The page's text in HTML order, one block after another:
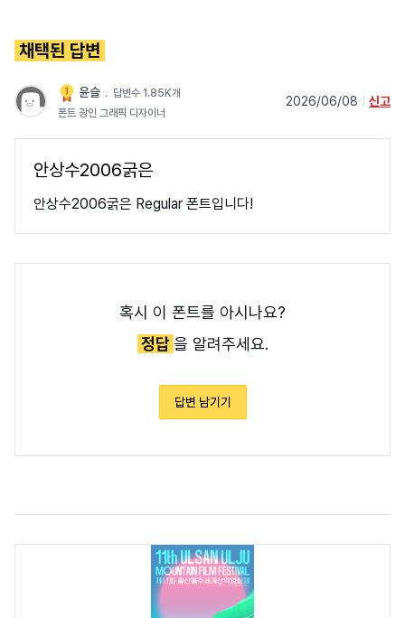
채택된 답변
윤슬 ﹒ 답변수 1.85K개
폰트 광인 그래픽 디자이너
2026/06/08 신고
안상수2006굵은
안상수2006굵은 Regular 폰트입니다!
혹시 이 폰트를 아시나요?
정답을 알려주세요.
답변 남기기